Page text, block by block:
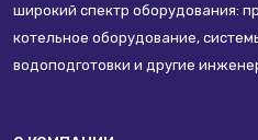
широкий спектр оборудования:
котельное оборудование,
водоподготовки и другие